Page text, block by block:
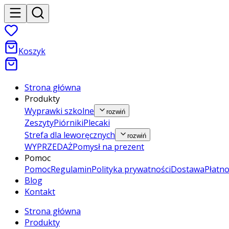
Koszyk
Strona główna
Produkty
Wyprawki szkolne
rozwiń
ZeszytyPiórnikiPlecaki
Strefa dla leworęcznych
rozwiń
WYPRZEDAŻPomysł na prezent
Pomoc
PomocRegulaminPolityka prywatnościDostawa
Blog
Kontakt
Strona główna
Produkty